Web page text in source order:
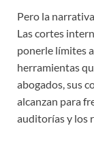
Pero la
Las cortes
ponerle límites
herramientas
abogados, sus
alcanzan para
auditorías y los